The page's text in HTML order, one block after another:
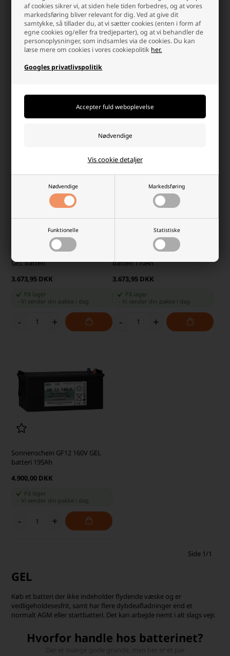
af cookies sikrer vi, at siden hele tiden forbedres, og at vores
markedsføring bliver relevant for dig. Ved at give dit
samtykke, så tillader du, at vi sætter cookies (enten i form af
egne cookies og/eller fra tredjeparter), og at vi behandler de
personoplysninger, som indsamles via de cookies. Du kan
læse mere om cookies i vores cookiepolitik her.
Googles privatlivspolitik
Nødvendige Markedsføring
Funktionelle Statistiske
Vis cookie detaljer
Sonnenschein GF12 040Y 40Ah
Gel batteri
På lager
+
Sonnenschein GF12 094Y GEL
På lager
- +
Sonnenschein GF12 090V 90Ah
GEL batteri
3.673,95 DKK
På lager
-Vi sender din pakke i dag
- +
Sonnenschein GF12 110V GEL
batteri 110Ah
3.673,95 DKK
På lager
Vi sender din pakke i dag
- +
Sonnenschein GF12 160V GEL
batteri 195Ah
4.900,00 DKK
På lager
-Vi sender din pakke i dag
- +
Side 1/1
GEL
Køb et batteri der ikke indeholder flydende væske og er
vedligeholdesesfrit, samt har flere dybdeafladninger end et
normalt AGM eller startbatteri. Det kan arbejde nemt i alt slags vejr.
Hvorfor handle hos batterinet?